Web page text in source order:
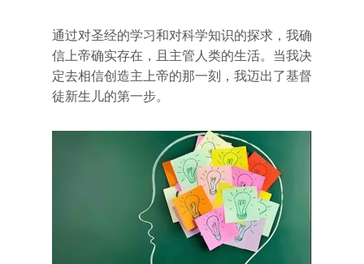
通过对圣经的学习和对科学知识的探求，我确
信上帝确实存在，且主管人类的生活。当我决
定去相信创造主上帝的那一刻，我迈出了基督
徒新生儿的第一步。